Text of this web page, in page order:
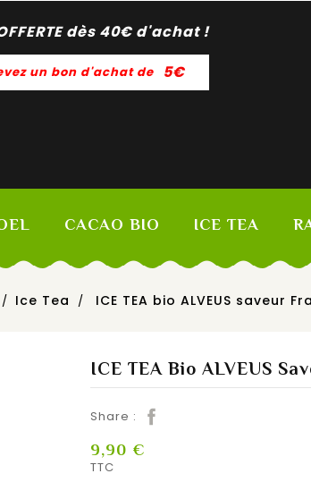
dès 40€d'achat !
un bon d'achat de 5€
CACAO BIO ICE TEA
Ice Tea ICE TEA bio ALVEUS saveur
ICE TEA Bio ALVEUS
Share :
9,90 €
TTC